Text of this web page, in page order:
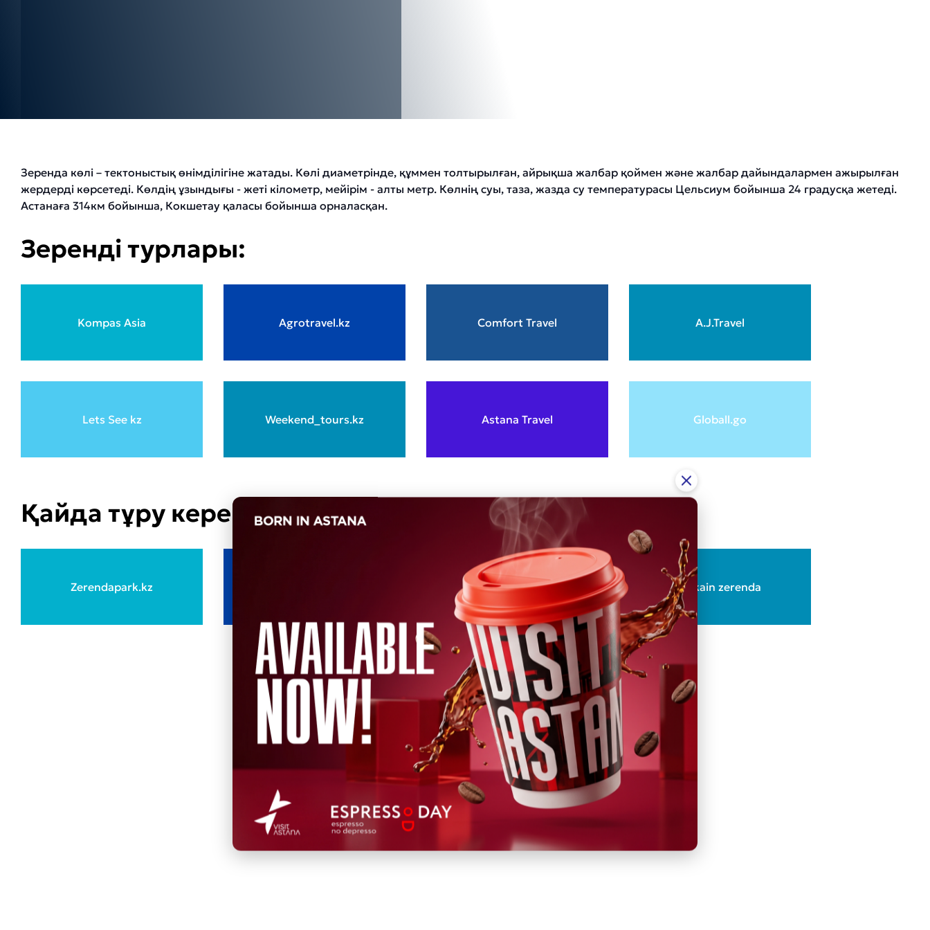
Зеренда көлі – тектоныстық өнімділігіне жатады. Көлі диаметрінде, құммен толтырылған, айрықша жалбар қоймен және жалбар дайындалармен ажырылған
жердерді көрсетеді. Көлдің ұзындығы - жеті кілометр, мейірім - алты метр. Көлнің суы, таза, жазда су температурасы Цельсиум бойынша 24 градусқа жетеді.
Астанаға 314км бойынша, Кокшетау қаласы бойынша орналасқан.
Зеренді турлары:
Kompas Asia Agrotravel.kz Comfort Travel A.J.Travel
Lets See kz Weekend_tours.kz Astana Travel Globall.go
Қайда тұру керек:
Zerendapark.kz Nomad zerenda Akkain zerenda